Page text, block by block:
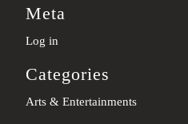
Meta
Log in
Categories
Arts & Entertainments